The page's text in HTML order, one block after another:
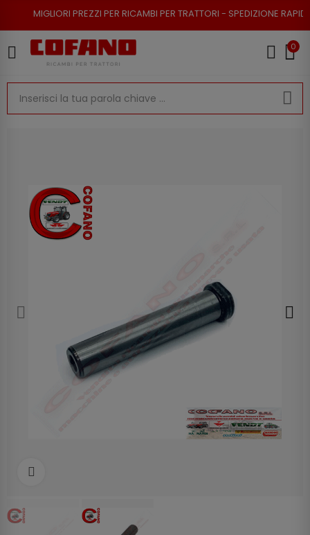
PREZZI PER RICAMBI PER TRATTORI - SPEDIZIONE RAPIDA - RESO
0